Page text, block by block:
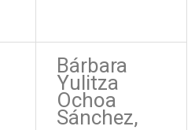
Bárbara
Yulitza
Ochoa
Sánchez,